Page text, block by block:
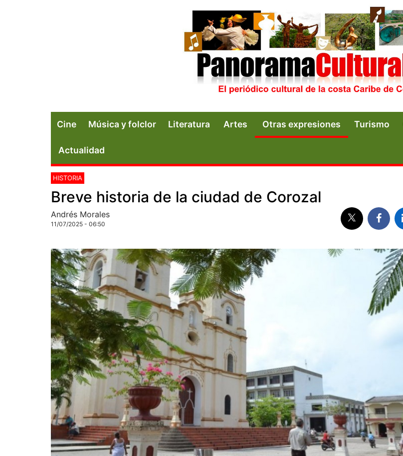
Cine Música y folclor Literatura Artes Otras expresiones Turismo
Actualidad
HISTORIA
Breve historia de la ciudad de Corozal
Andrés Morales
11/07/2025 - 06:50